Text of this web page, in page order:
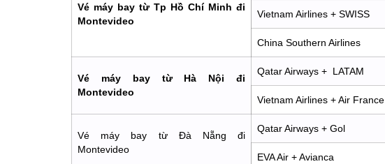
Vé máy bay từ Tp Hồ Chí Minh đi
Montevideo
Vietnam Airlines + SWISS
China Southern Airlines
Vé máy bay từ Hà Nội đi
Montevideo
Qatar Airways + LATAM
Vietnam Airlines + Air France
Vé máy bay từ Đà Nẵng đi
Montevideo
Qatar Airways + Gol
EVA Air + Avianca